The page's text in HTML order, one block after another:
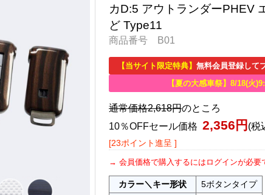
カD:5 アウトランダーPHEV
ど Type11
商品番号 B01
【当サイト限定特典】 無料会員登録して
【夏の大感車祭】8/18(火
通常価格2,618円のところ
10％OFFセール価格 2,356円 (税
[23ポイント進呈 ]
会員価格で購入するにはログインが必要
カラー＼キー形状
5ボタンタイプ